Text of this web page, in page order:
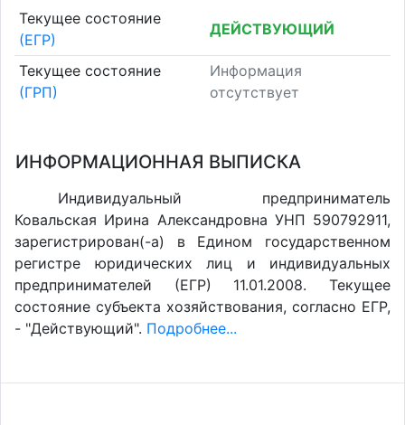
Текущее состояние
(ЕГР)
ДЕЙСТВУЮЩИЙ
Текущее состояние
(ГРП)
Информация
отсутствует
ИНФОРМАЦИОННАЯ ВЫПИСКА
Индивидуальный предприниматель
Ковальская Ирина Александровна УНП 590792911,
зарегистрирован(-а) в Едином государственном
регистре юридических лиц и индивидуальных
предпринимателей (ЕГР) 11.01.2008. Текущее
состояние субъекта хозяйствования, согласно ЕГР,
- "Действующий". Подробнее...